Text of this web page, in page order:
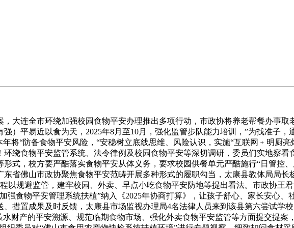
连全市环绕加强校园食物平安办理推出多项行动，市政协将养老帮餐办事取
）平易近以食为天，2025年8月至10月，强化监管步队能力培训，”为找准子，
将“防备食物平安风险，“安稳树立底线思维、风险认识，实施“互联网﹢明厨
绕食物平安监管系统、法令律例及校园食物平安等深切调研，委员们实地察
式，校方要严酷落实食物平安从体义务，要求校园供餐单元严酷施行“日管控
省佛山市政协聚焦食物平安范畴开展多种形式的履职勾当，太康县教体局局
以规避监管，建牢校园、外卖、早点小吃食物平安防地等提出看法。市政协王
强食物平安管理系统扶植”纳入《2025年协商打算》，让孩子舒心、家长安心
措置成果及时反馈，太康县市场监视办理局4名法律人员来到该县第六尝试学
财产的平安溯源、规范临期食物市场、强化外卖食物平安监管等方面提交提案